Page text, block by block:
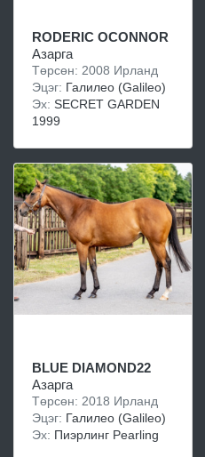
RODERIC OCONNOR
Азарга
Төрсөн: 2008 Ирланд
Эцэг: Галилео (Galileo)
Эх: SECRET GARDEN
1999
BLUE DIAMOND22
Азарга
Төрсөн: 2018 Ирланд
Эцэг: Галилео (Galileo)
Эх: Пиэрлинг Pearling